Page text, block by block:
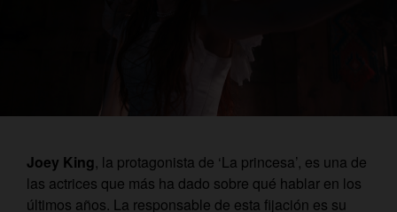
Joey King, la protagonista de ‘La princesa’, es una de
las actrices que más ha dado sobre qué hablar en los
últimos años. La responsable de esta fijación es su